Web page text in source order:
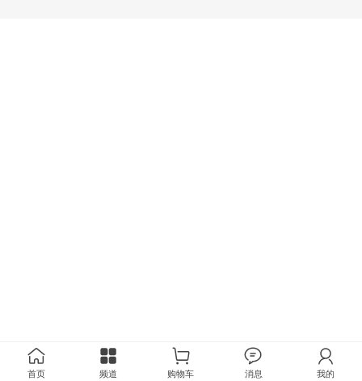
首页 频道 购物车 消息 我的